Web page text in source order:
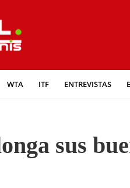
WTA ITF ENTREVISTAS
sus